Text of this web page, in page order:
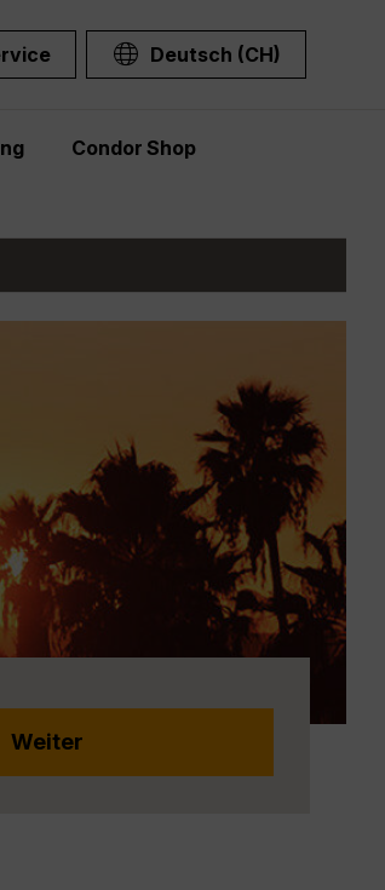
Deutsch (CH)
Condor Shop